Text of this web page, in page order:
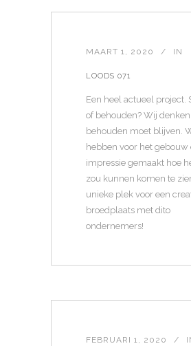
MAART 1, 2020 IN
LOODS 071
Een heel actueel project.
of behouden? Wij
behouden moet blijven.
hebben voor het gebouw
impressie gemaakt hoe
zou kunnen komen te
unieke plek voor een
broedplaats met dito
ondernemers!
FEBRUARI 1, 2020